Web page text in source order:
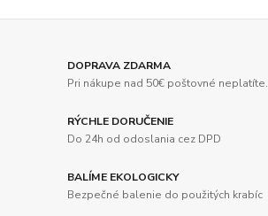
DOPRAVA ZDARMA
Pri nákupe nad 50€ poštovné neplatíte.
RÝCHLE DORUČENIE
Do 24h od odoslania cez DPD
BALÍME EKOLOGICKY
Bezpečné balenie do použitých krabíc